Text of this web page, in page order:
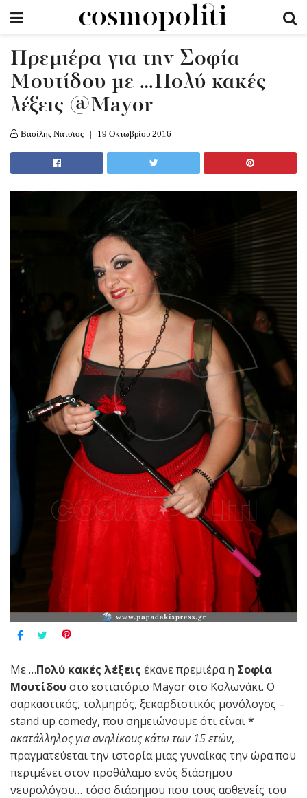
Πρεμιέρα για την Σοφία
Μουτίδου με …Πολύ κακές
λέξεις @Μayor
Βασίλης Νάτσιος 19 Οκτωβρίου 2016
Mε …Πολύ κακές λέξεις έκανε πρεμιέρα η Σοφία
Μουτίδουστο εστιατόριο Mayor στο Κολωνάκι. Ο
σαρκαστικός, τολμηρός, ξεκαρδιστικός μονόλογος –
stand up comedy, που σημειώνουμε ότι είναι *
ακατάλληλος για ανηλίκους κάτω των 15 ετών,
πραγματεύεται την ιστορία μιας γυναίκας την ώρα που
περιμένει στον προθάλαμο ενός διάσημου
νευρολόγου… τόσο διάσημου που τους ασθενείς του